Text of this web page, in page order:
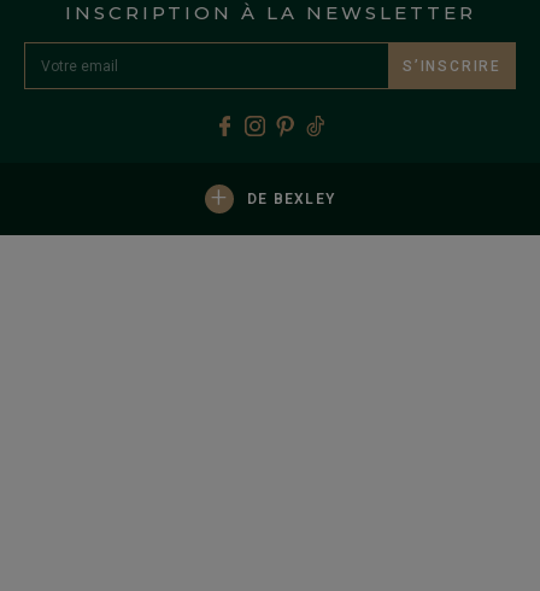
INSCRIPTION À LA NEWSLETTER
S’INSCRIRE
+ DE BEXLEY